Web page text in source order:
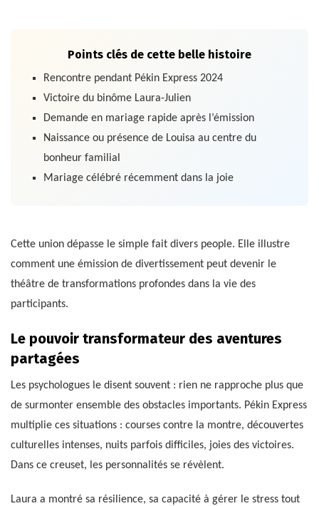
Points clés de cette belle histoire
Rencontre pendant Pékin Express 2024
Victoire du binôme Laura-Julien
Demande en mariage rapide après l’émission
Naissance ou présence de Louisa au centre du
bonheur familial
Mariage célébré récemment dans la joie
Cette union dépasse le simple fait divers people. Elle illustre
comment une émission de divertissement peut devenir le
théâtre de transformations profondes dans la vie des
participants.
Le pouvoir transformateur des aventures
partagées
Les psychologues le disent souvent : rien ne rapproche plus que
de surmonter ensemble des obstacles importants. Pékin Express
multiplie ces situations : courses contre la montre, découvertes
culturelles intenses, nuits parfois difficiles, joies des victoires.
Dans ce creuset, les personnalités se révèlent.
Laura a montré sa résilience, sa capacité à gérer le stress tout